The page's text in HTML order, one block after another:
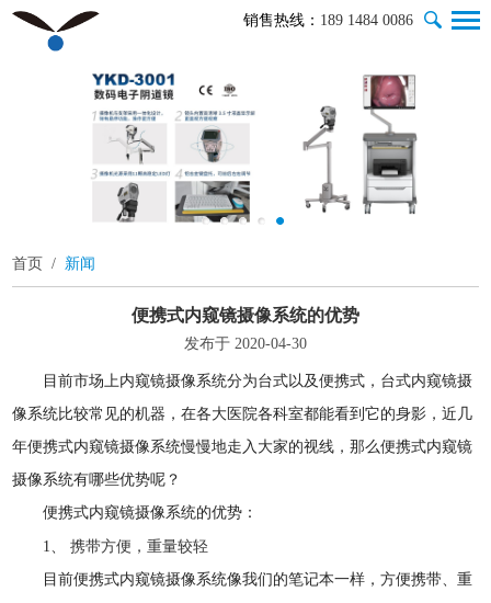
销售热线： 189 1484 0086
首页 / 新闻
便携式内窥镜摄像系统的优势
发布于 2020-04-30
目前市场上内窥镜摄像系统分为台式以及便携式，台式内窥镜摄
像系统比较常见的机器，在各大医院各科室都能看到它的身影，近几
年便携式内窥镜摄像系统慢慢地走入大家的视线，那么便携式内窥镜
摄像系统有哪些优势呢？
便携式内窥镜摄像系统的优势：
1、 携带方便，重量较轻
目前便携式内窥镜摄像系统像我们的笔记本一样，方便携带、重